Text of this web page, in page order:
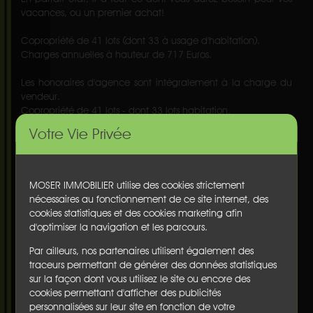
Votre Vie Privée
MOSER IMMOBILIER utilise des cookies strictement
nécessaires au fonctionnement de ce site internet, des
cookies statistiques et des cookies marketing afin
d'optimiser la navigation et les parcours.
Par ailleurs, nos partenaires utilisent également des
traceurs permettant de générer des données statistiques
sur la façon dont vous utilisez le site ou encore des
cookies permettant d'afficher des publicités
personnalisées sur leur site en fonction de votre
vacances, ou un premier achat!
Copropriété de 41 lots (dont 33 à usage d'habitation).
Charges annuelles à hauteur de 717 Euros.
Les honoraires d'agence sont intégralement à la charge du
vendeur.
Copropriété de 41 lots - dont 33 lots habitation.
Charges annuelles : 717 euros.
Surface habitable :23 m²
Surface du terrain : nc
Terrasse : oui
Balcon(s) :non
Cave :non
Garage :
non
Nbre de parking : 1
Chauffage :
individuel